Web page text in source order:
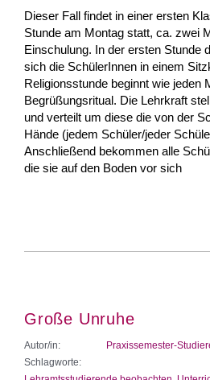
Dieser Fall findet in einer ersten
Stunde am Montag statt, ca. zwei
Einschulung. In der ersten Stunde
sich die SchülerInnen in einem
Religionsstunde beginnt wie jeden
Begrüßungsritual. Die Lehrkraft
und verteilt um diese die von der
Hände (jedem Schüler/jeder
Anschließend bekommen alle
die sie auf den Boden vor sich
Große Unruhe
Autor/in:
Praxissemester-
Schlagworte: